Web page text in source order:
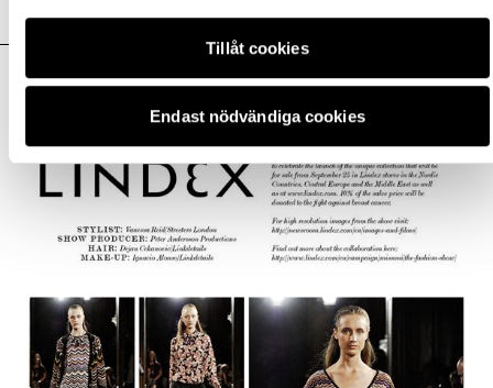
Tillåt cookies
Endast nödvändiga cookies
Relaterade bilder